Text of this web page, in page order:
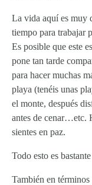
La vida aquí es muy
tiempo para trabajar
Es posible que este
pone tan tarde
para hacer muchas
playa (tenéis unas
el monte, después
antes de cenar…etc.
sientes en paz.
Todo esto es
También en